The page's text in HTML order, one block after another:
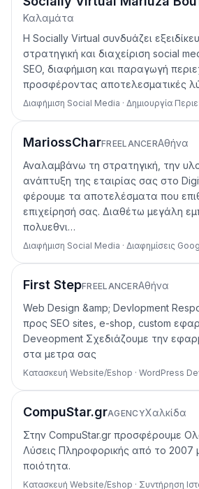
Καλαμάτα
Η Socially Virtual συνδυάζει
στρατηγική και διαχείριση social
SEO, διαφήμιση και παραγωγή
προσφέροντας αποτελεσματικές
Διαφήμιση Social Media · Δημιουργία
MariossCharFREELANCERΑθήνα
Αναλαμβάνω τη στρατηγική, την
ανάπτυξη της εταιρίας σας στο
φέρουμε τα αποτελέσματα που
επιχείρησή σας. Διαθέτω μεγάλη
πολυεθνι…
Διαφήμιση Social Media · Διαφημίσεις
First StepFREELANCERΑθήνα
Web Design &amp; Devlopment
προς SEO sites, e-shop, custom
Deveopment Σχεδιάζουμε την
στα μετρα σας
Κατασκευή Website/Eshop · WordPress
CompuStar.grAGENCYΧαλκίδα
Στην CompuStar.gr προσφέρουμε
Λύσεις Πληροφορικής από το 2007
ποιότητα.
Κατασκευή Website/Eshop · Συντήρηση